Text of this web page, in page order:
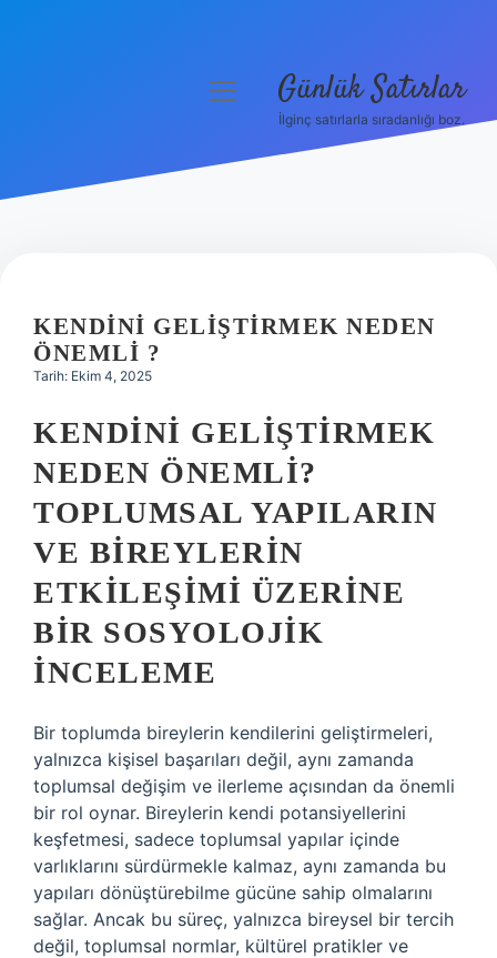
Hakkımızda
menüyü Günlük Satırlar
İlginç satırlarla sıradanlığı boz.
KENDINI GELIŞTIRMEK NEDEN
ÖNEMLI ?
Tarih: Ekim 4, 2025
KENDINI GELIŞTIRMEK
NEDEN ÖNEMLI?
TOPLUMSAL YAPILARIN
VE BIREYLERIN
ETKILEŞIMI ÜZERINE
BIR SOSYOLOJIK
İNCELEME
Bir toplumda bireylerin kendilerini geliştirmeleri,
yalnızca kişisel başarıları değil, aynı zamanda
toplumsal değişim ve ilerleme açısından da önemli
bir rol oynar. Bireylerin kendi potansiyellerini
keşfetmesi, sadece toplumsal yapılar içinde
varlıklarını sürdürmekle kalmaz, aynı zamanda bu
yapıları dönüştürebilme gücüne sahip olmalarını
sağlar. Ancak bu süreç, yalnızca bireysel bir tercih
değil, toplumsal normlar, kültürel pratikler ve